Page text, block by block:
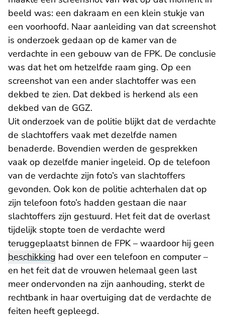
beeld was: een dakraam en een klein stukje van
een voorhoofd. Naar aanleiding van dat screenshot
is onderzoek gedaan op de kamer van de
verdachte in een gebouw van de FPK. De conclusie
was dat het om hetzelfde raam ging. Op een
screenshot van een ander slachtoffer was een
dekbed te zien. Dat dekbed is herkend als een
dekbed van de GGZ.
Uit onderzoek van de politie blijkt dat de verdachte
de slachtoffers vaak met dezelfde namen
benaderde. Bovendien werden de gesprekken
vaak op dezelfde manier ingeleid. Op de telefoon
van de verdachte zijn foto’s van slachtoffers
gevonden. Ook kon de politie achterhalen dat op
zijn telefoon foto’s hadden gestaan die naar
slachtoffers zijn gestuurd. Het feit dat de overlast
tijdelijk stopte toen de verdachte werd
teruggeplaatst binnen de FPK – waardoor hij geen
beschikking had over een telefoon en computer –
en het feit dat de vrouwen helemaal geen last
meer ondervonden na zijn aanhouding, sterkt de
rechtbank in haar overtuiging dat de verdachte de
feiten heeft gepleegd.